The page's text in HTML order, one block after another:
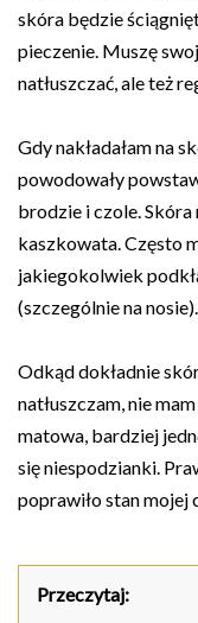
skóra będzie
pieczenie. Muszę
natłuszczać, ale też
Gdy nakładałam na
powodowały
brodzie i czole. Skóra
kaszkowata. Często
jakiegokolwiek
(szczególnie na nosie).
Odkąd dokładnie
natłuszczam, nie
matowa, bardziej
się niespodzianki.
poprawiło stan mojej
Przeczytaj: